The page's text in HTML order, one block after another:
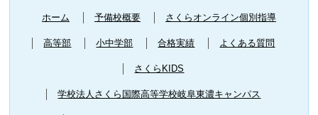
ホーム 予備校概要 さくらオンライン個別指導
高等部 小中学部 合格実績 よくある質問
さくらKIDS
学校法人さくら国際高等学校岐阜東濃キャンパス